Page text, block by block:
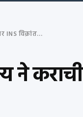
ज़ी न्यूज़, TV9 और अन्य ने कराची बंदरगाह पर INS विक्रांत का हमला बताकर चलाई पुरानी तस्वीर
ने